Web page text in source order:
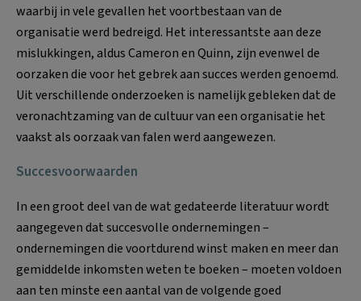
waarbij in vele gevallen het voortbestaan van de
organisatie werd bedreigd. Het interessantste aan deze
mislukkingen, aldus Cameron en Quinn, zijn evenwel de
oorzaken die voor het gebrek aan succes werden genoemd.
Uit verschillende onderzoeken is namelijk gebleken dat de
veronachtzaming van de cultuur van een organisatie het
vaakst als oorzaak van falen werd aangewezen.
Succesvoorwaarden
In een groot deel van de wat gedateerde literatuur wordt
aangegeven dat succesvolle ondernemingen –
ondernemingen die voortdurend winst maken en meer dan
gemiddelde inkomsten weten te boeken – moeten voldoen
aan ten minste een aantal van de volgende goed